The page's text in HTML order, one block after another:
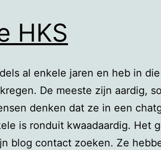
HKS
al enkele jaren en heb in
De meeste zijn aardig,
denken dat ze in een
is ronduit kwaadaardig. Het
blog contact zoeken. Ze